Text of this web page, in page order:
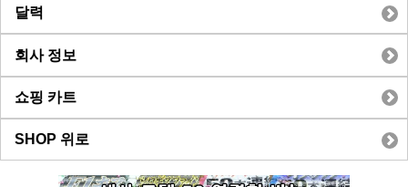
달력
회사 정보
쇼핑 카트
SHOP 위로